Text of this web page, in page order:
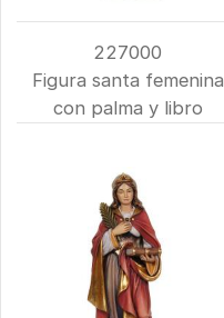
227000
Figura santa femenina
con palma y libro